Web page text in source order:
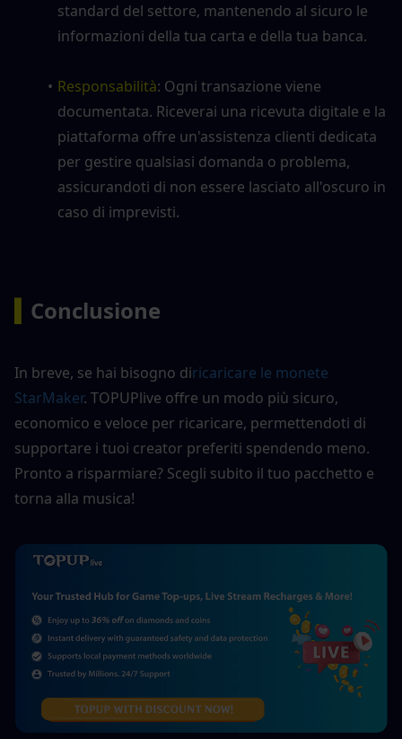
standard del settore, mantenendo al sicuro le
informazioni della tua carta e della tua banca.
Responsabilità: Ogni transazione viene
documentata. Riceverai una ricevuta digitale e la
piattaforma offre un'assistenza clienti dedicata
per gestire qualsiasi domanda o problema,
assicurandoti di non essere lasciato all'oscuro in
caso di imprevisti.
Conclusione
In breve, se hai bisogno diricaricare le monete
StarMaker. TOPUPlive offre un modo più sicuro,
economico e veloce per ricaricare, permettendoti di
supportare i tuoi creator preferiti spendendo meno.
Pronto a risparmiare? Scegli subito il tuo pacchetto e
torna alla musica!